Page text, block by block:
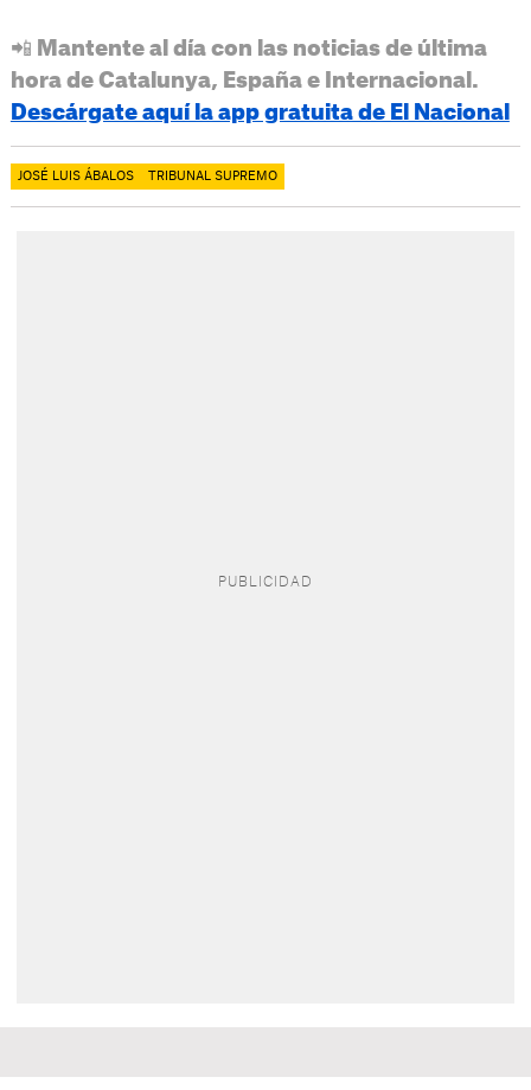
📲 Mantente al día con las noticias de última
hora de Catalunya, España e Internacional.
Descárgate aquí la app gratuita de El Nacional
JOSÉ LUIS ÁBALOS TRIBUNAL SUPREMO